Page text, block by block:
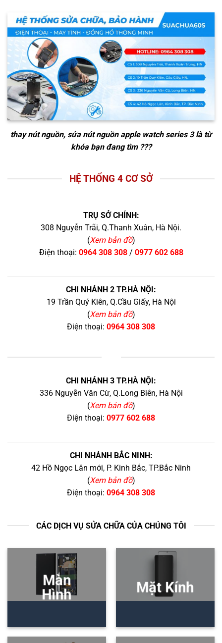
thay nút nguồn, sửa nút nguồn apple watch series 3là từ
khóa bạn đang tìm ???
HỆ THỐNG 4 CƠ SỞ
TRỤ SỞ CHÍNH:
308 Nguyễn Trãi, Q.Thanh Xuân, Hà Nội.
(Xem bản đồ)
Điện thoại: 0964 308 308/ 0977 602 688
CHI NHÁNH 2 TP.HÀ NỘI:
19 Trần Quý Kiên, Q.Cầu Giấy, Hà Nội
(Xem bản đồ)
Điện thoại: 0964 308 308
CHI NHÁNH 3 TP.HÀ NỘI:
336 Nguyễn Văn Cừ, Q.Long Biên, Hà Nội
(Xem bản đồ)
Điện thoại: 0977 602 688
CHI NHÁNH BẮC NINH:
42 Hồ Ngọc Lân mới, P. Kinh Bắc, TP.Bắc Ninh
(Xem bản đồ)
Điện thoại: 0964 308 308
CÁC DỊCH VỤ SỬA CHỮA CỦA CHÚNG TÔI
Màn
Hình
Mặt Kính